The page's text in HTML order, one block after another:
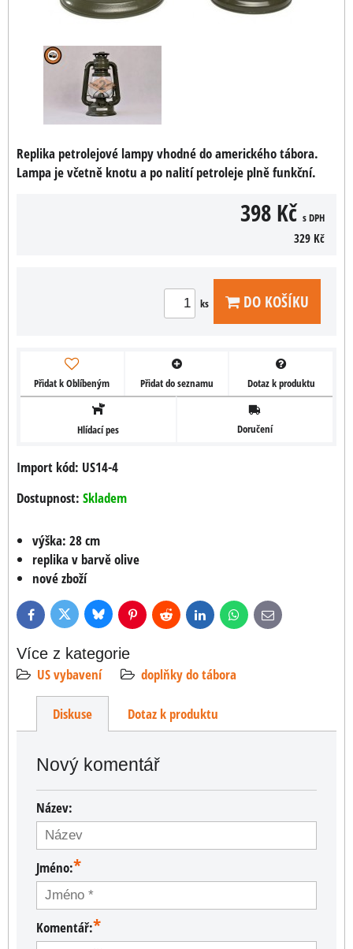
Replika petrolejové lampy vhodné do amerického tábora.
Lampa je včetně knotu a po nalití petroleje plně funkční.
398 Kč s DPH
329 Kč
ks DO KOŠÍKU
Přidat k Oblíbeným Přidat do seznamu Dotaz k produktu
Hlídací pes Doručení
Import kód: US14-4
Dostupnost: Skladem
výška: 28 cm
replika v barvě olive
nové zboží
FacebookTwitter BlueskyPinterestReddit LinkedInWhatsApp
E-
mail
Více z kategorie
US vybavení
doplňky do tábora
Diskuse Dotaz k produktu
Nový komentář
Název:
Jméno:*
Komentář:*